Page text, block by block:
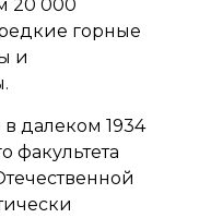
20 000
горные
и
далеком 1934
факультета